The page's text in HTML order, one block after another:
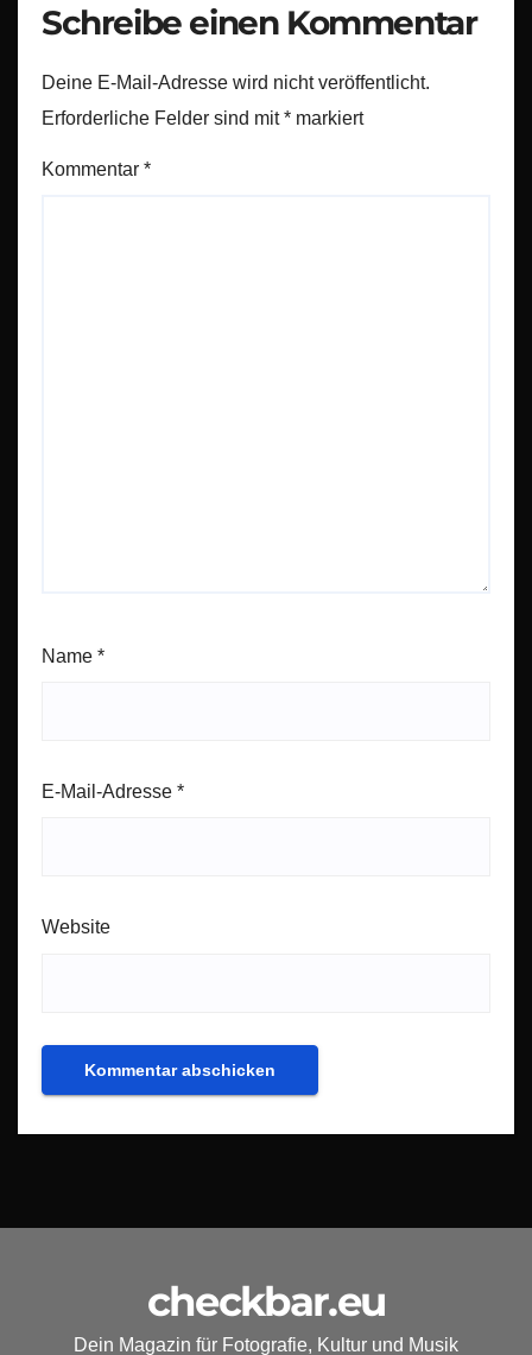
Schreibe einen Kommentar
Deine E-Mail-Adresse wird nicht veröffentlicht.
Erforderliche Felder sind mit* markiert
Kommentar *
Name *
E-Mail-Adresse *
Website
checkbar.eu
Dein Magazin für Fotografie, Kultur und Musik